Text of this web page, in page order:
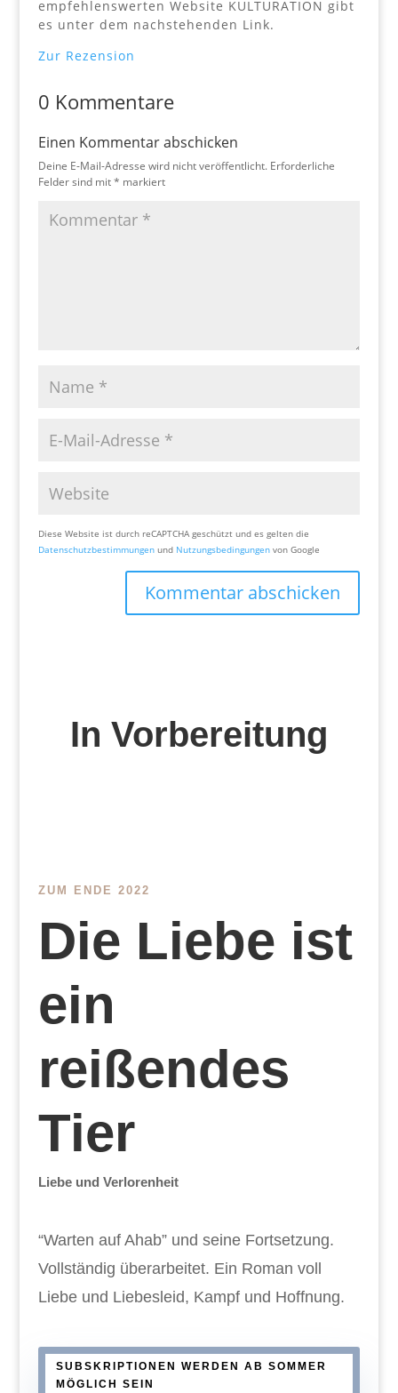
empfehlenswerten Website KULTURATION gibt
es unter dem nachstehenden Link.
Zur Rezension
0 Kommentare
Einen Kommentar abschicken
Deine E-Mail-Adresse wird nicht veröffentlicht. Erforderliche
Felder sind mit* markiert
Diese Website ist durch reCAPTCHA geschützt und es gelten die
Datenschutzbestimmungenund Nutzungsbedingungenvon Google
Kommentar abschicken
In Vorbereitung
ZUM ENDE 2022
Die Liebe ist
ein
reißendes
Tier
Liebe und Verlorenheit
“Warten auf Ahab” und seine Fortsetzung.
Vollständig überarbeitet. Ein Roman voll
Liebe und Liebesleid, Kampf und Hoffnung.
SUBSKRIPTIONEN WERDEN AB SOMMER
MÖGLICH SEIN